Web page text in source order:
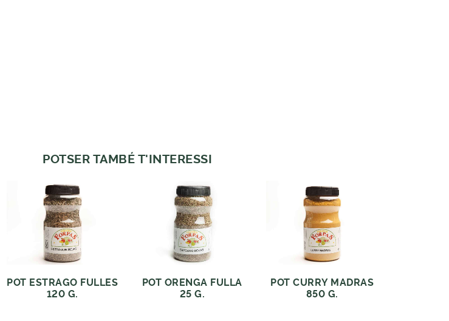
POTSER TAMBÉ T'INTERESSI
POT ESTRAGO FULLES
120 G.
POT ORENGA FULLA
25 G.
POT CURRY MADRAS
850 G.